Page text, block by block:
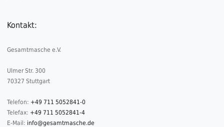
Kontakt:
Gesamtmasche e.V.
Ulmer Str. 300
70327 Stuttgart
Telefon: +49 711 5052841-0
Telefax: +49 711 5052841-4
E-Mail: info@gesamtmasche.de